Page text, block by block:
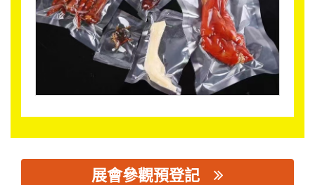
展會參觀預登記